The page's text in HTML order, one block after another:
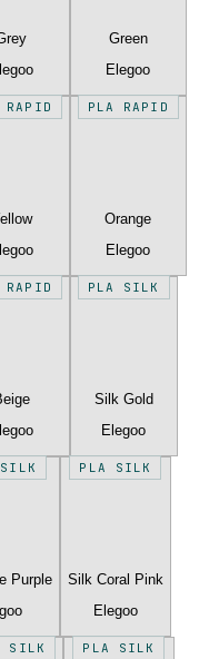
Green
Elegoo
RAPID PLA RAPID
Orange
Elegoo
RAPID PLA SILK
Silk Gold
Elegoo
Purple
PLA SILK
Silk Coral Pink
Elegoo
SILK PLA SILK